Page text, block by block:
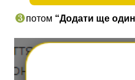
потом “Додати ще